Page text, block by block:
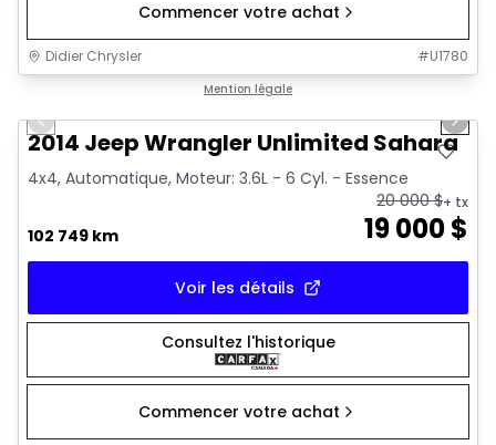
Commencer votre achat
Didier Chrysler #U1780
Mention légale
Previous slide Next
2014 Jeep Wrangler Unlimited Sahara
4x4, Automatique, Moteur: 3.6L - 6 Cyl. - Essence
102 749 km 19 000$
20 000$+ tx
Voir les détails
Consultez l'historique
Commencer votre achat